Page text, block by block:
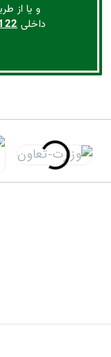
و یا از
داخلی